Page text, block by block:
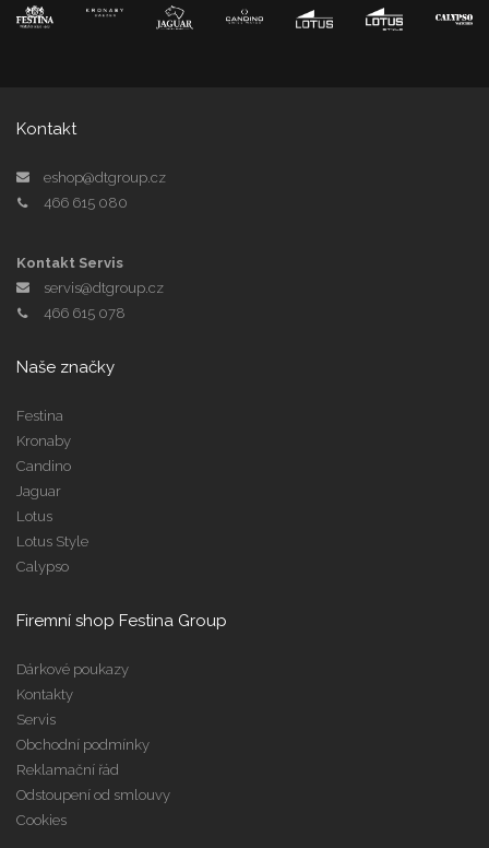
Kontakt
eshop@dtgroup.cz
466 615 080
Kontakt Servis
servis@dtgroup.cz
466 615 078
Naše značky
Festina
Kronaby
Candino
Jaguar
Lotus
Lotus Style
Calypso
Firemní shop Festina Group
Dárkové poukazy
Kontakty
Servis
Obchodní podmínky
Reklamační řád
Odstoupení od smlouvy
Cookies